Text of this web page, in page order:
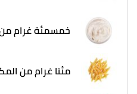
خمسمئة غرام من
مئتا غرام من